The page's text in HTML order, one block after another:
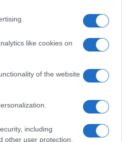
like cookies on
of the website
including
other user protection.
dalle
materno
supporto
è